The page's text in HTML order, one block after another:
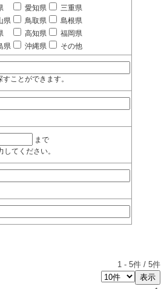
愛知県
三重県
県 鳥取県
島根県
高知県
福岡県
県 沖縄県 その他
ことができます。
まで
てください。
1 - 5件 / 5件